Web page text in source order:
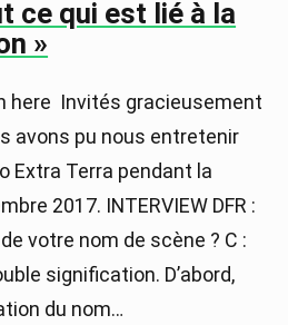
ce qui est lié à la
»
here Invités gracieusement
avons pu nous entretenir
Extra Terra pendant la
2017. INTERVIEW DFR :
votre nom de scène ? C :
signification. D’abord,
du nom…